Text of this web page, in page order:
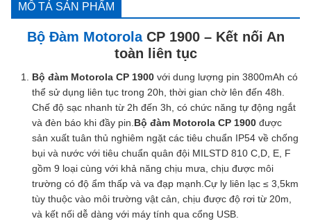
MÔ TẢ SẢN PHẨM
Bộ Đàm MotorolaCP 1900 – Kết nối An
toàn liên tục
Bộ đàm Motorola CP 1900 với dung lượng pin 3800mAh có
thể sử dụng liên tục trong 20h, thời gian chờ lên đến 48h.
Chế độ sạc nhanh từ 2h đến 3h, có chức năng tự động ngắt
và đèn báo khi đầy pin.Bộ đàm Motorola CP 1900 được
sản xuất tuân thủ nghiêm ngặt các tiêu chuẩn IP54 về chống
bụi và nước với tiêu chuẩn quân đội MILSTD 810 C,D, E, F
gồm 9 loại cùng với khả năng chịu mưa, chịu được môi
trường có độ ẩm thấp và va đạp mạnh.Cự ly liên lạc ≤ 3,5km
tùy thuộc vào môi trường vật cản, chịu được độ rơi từ 20m,
và kết nối dễ dàng với máy tính qua cổng USB.